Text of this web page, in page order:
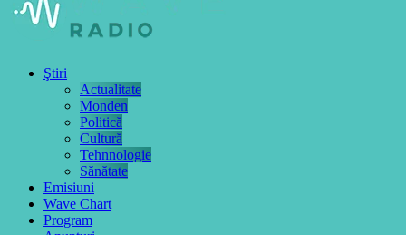
Ştiri
Actualitate
Monden
Politică
Cultură
Tehnnologie
Sănătate
Emisiuni
Wave Chart
Program